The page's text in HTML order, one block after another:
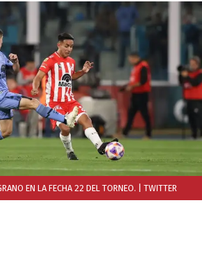
EN LA FECHA 22 DEL TORNEO. | TWITTER